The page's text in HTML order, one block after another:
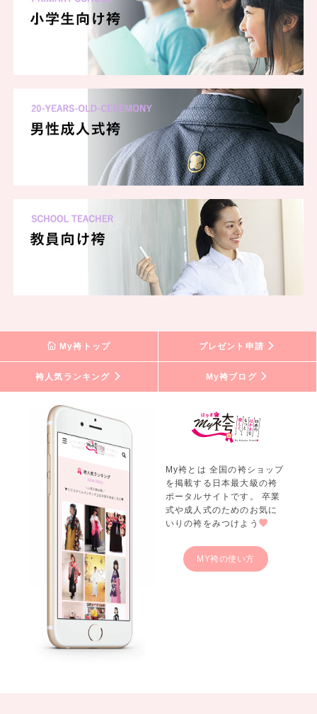
My袴トップ プレゼント申請
袴人気ランキング My袴ブログ
My袴とは 全国の袴ショップ
を掲載する日本最大級の袴
ポータルサイトです。 卒業
式や成人式のためのお気に
いりの袴をみつけよう
MY袴の使い方